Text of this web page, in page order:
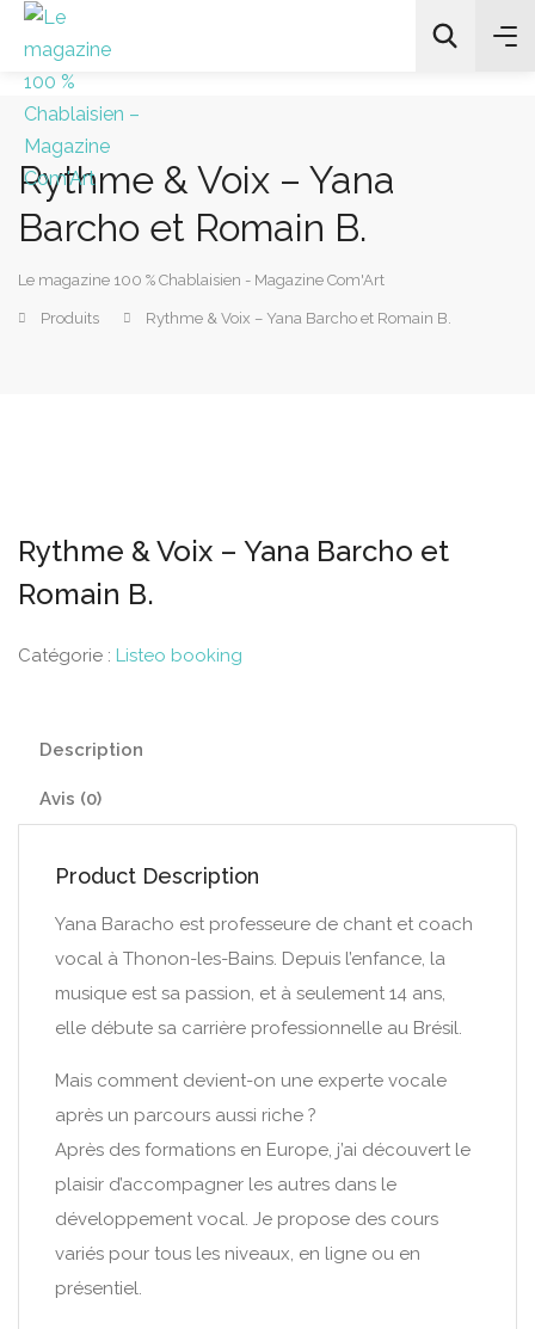
All Categories
Rythme & Voix – Yana
Barcho et Romain B.
Le magazine 100 % Chablaisien - Magazine Com'Art
Produits Rythme & Voix – Yana Barcho et Romain B.
Rythme & Voix – Yana Barcho et
Romain B.
Catégorie : Listeo booking
Description
Avis (0)
Product Description
Yana Baracho est professeure de chant et coach
vocal à Thonon-les-Bains. Depuis l’enfance, la
musique est sa passion, et à seulement 14 ans,
elle débute sa carrière professionnelle au Brésil.
Mais comment devient-on une experte vocale
après un parcours aussi riche ?
Après des formations en Europe, j’ai découvert le
plaisir d’accompagner les autres dans le
développement vocal. Je propose des cours
variés pour tous les niveaux, en ligne ou en
présentiel.